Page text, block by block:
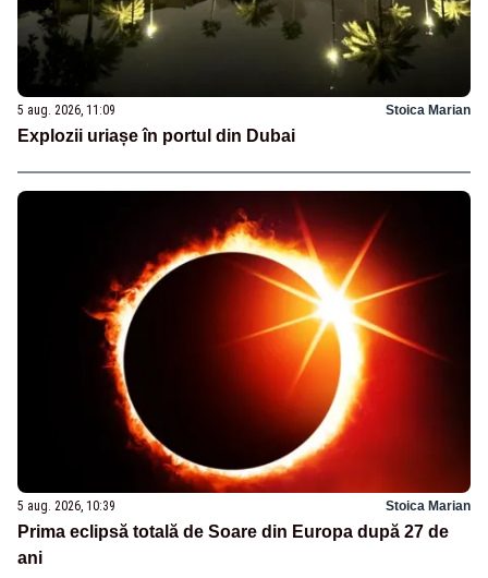
5 aug. 2026, 11:09 Stoica Marian
Explozii uriașe în portul din Dubai
5 aug. 2026, 10:39 Stoica Marian
Prima eclipsă totală de Soare din Europa după 27 de
ani